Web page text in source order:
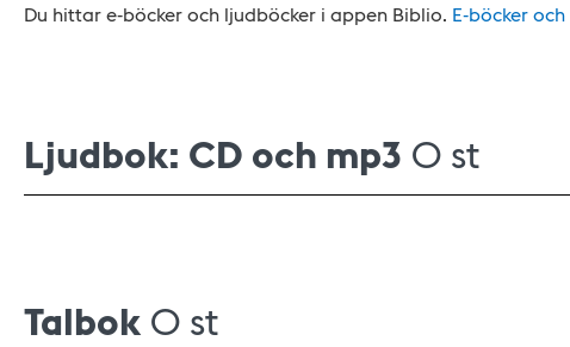
Du hittar e-böcker och ljudböcker i appen Biblio. E-böcker och
Ljudbok: CD och mp3 0 st
Talbok 0 st